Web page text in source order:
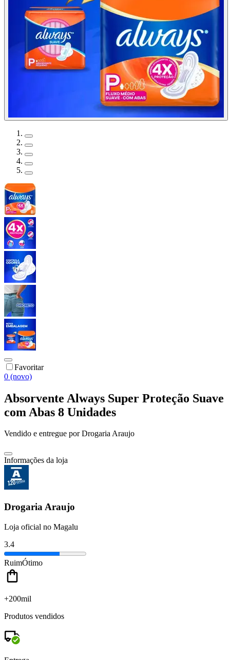
Favoritar
0 (novo)
Absorvente Always Super Proteção Suave
com Abas 8 Unidades
Vendido e entregue por Drogaria Araujo
Informações da loja
Drogaria Araujo
Loja oficial no Magalu
3.4
RuimÓtimo
+200mil
Produtos vendidos